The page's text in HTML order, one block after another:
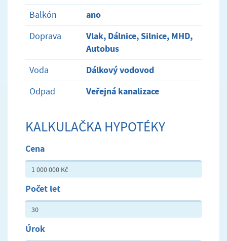
Balkón ano
Doprava
Vlak, Dálnice, Silnice, MHD,
Autobus
Voda Dálkový vodovod
Odpad Veřejná kanalizace
KALKULAČKA HYPOTÉKY
Cena
Počet let
Úrok